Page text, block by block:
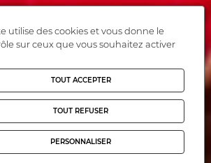
utilise des cookies et vous donne le
sur ceux que vous souhaitez activer
TOUT ACCEPTER
TOUT REFUSER
PERSONNALISER